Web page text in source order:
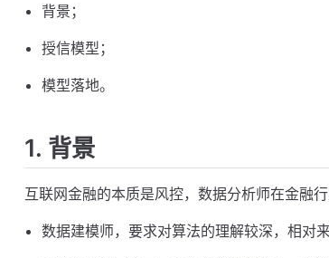
背景；
授信模型；
模型落地。
1. 背景
互联网金融的本质是风控，数据分析师在金融行
数据建模师，要求对算法的理解较深，相对